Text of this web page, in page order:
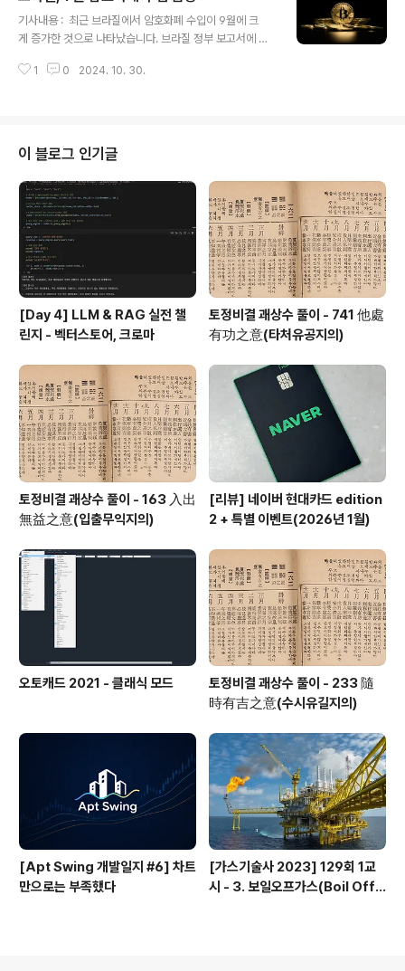
에 긍정적인 영향을 미칩니다. 주요 암호화폐들의 가격 상
승을 유도하고, 일반 투자자 및 기관 투자자들의 참여를 증
호화폐의 가격을 동반 상승시키는 경향이 있었으며, 이러
기사내용 : 최근 브라질에서 암호화폐 수입이 9월에 크
게 증가한 것으로 나타났습니다. 브라질 정부 보고서에 따
폐 시장에 대한 관심과 수요가 꾸준히 상승하고 있음을 보
의 암호화폐 수입 급증은 두 가지 면에서 시장에 긍정적 영
향을 미칠 수 있습니다. 첫째, 브라질 내 암호화폐 사용
에 대한 인식 변화와 함께, 더 많은 거래소와 점포에서 암호
화폐가 결제 수단으로 채택될 것입니다. 둘째, 브라질의 사
례는 다른 국가들에게도 암호화폐 수용의 긍정적 모델
로 작용할 수 있어, 국제적으로 암호화폐 시장의..
1 0 2024. 10. 30.
이 블로그 인기글
[Day 4] LLM & RAG 실전 챌
린지 - 벡터스토어, 크로마
토정비결 괘상수 풀이 - 741 他處
有功之意(타처유공지의)
토정비결 괘상수 풀이 - 163 入出
無益之意(입출무익지의)
[리뷰] 네이버 현대카드 edition
2 + 특별 이벤트(2026년 1월)
오토캐드 2021 - 클래식 모드
토정비결 괘상수 풀이 - 233 隨
時有吉之意(수시유길지의)
[Apt Swing 개발일지 #6] 차트
만으로는 부족했다
[가스기술사 2023] 129회 1교
시 - 3. 보일오프가스(Boil Off